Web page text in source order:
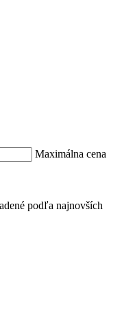
Maximálna cena
podľa najnovších